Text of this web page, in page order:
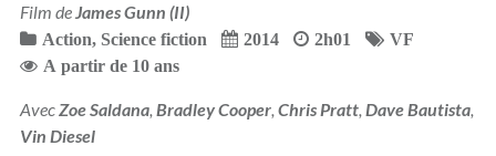
Film deJames Gunn (II)
Action, Science fiction 2014 2h01
VF
A partir de 10 ans
AvecZoe Saldana, Bradley Cooper, Chris Pratt, Dave Bautista,
Vin Diesel